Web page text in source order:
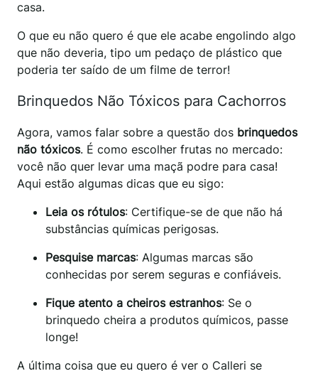
casa.
O que eu não quero é que ele acabe engolindo algo
que não deveria, tipo um pedaço de plástico que
poderia ter saído de um filme de terror!
Brinquedos Não Tóxicos para Cachorros
Agora, vamos falar sobre a questão dos brinquedos
não tóxicos. É como escolher frutas no mercado:
você não quer levar uma maçã podre para casa!
Aqui estão algumas dicas que eu sigo:
Leia os rótulos: Certifique-se de que não há
substâncias químicas perigosas.
Pesquise marcas: Algumas marcas são
conhecidas por serem seguras e confiáveis.
Fique atento a cheiros estranhos: Se o
brinquedo cheira a produtos químicos, passe
longe!
A última coisa que eu quero é ver o Calleri se